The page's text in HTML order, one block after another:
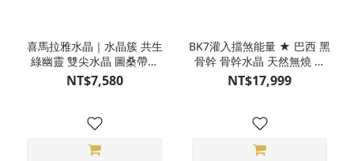
喜馬拉雅水晶｜水晶簇 共生
綠幽靈 雙尖水晶 圖桑帶回
天然水晶 S25BC08-102
NT$7,580
BK7灌入擋煞能量 ★ 巴西 黑
骨幹 骨幹水晶 天然無燒 有
彩 有窗 紋路美 擋煞 擋小人
桌上型擺件 (附木座)
NT$17,999